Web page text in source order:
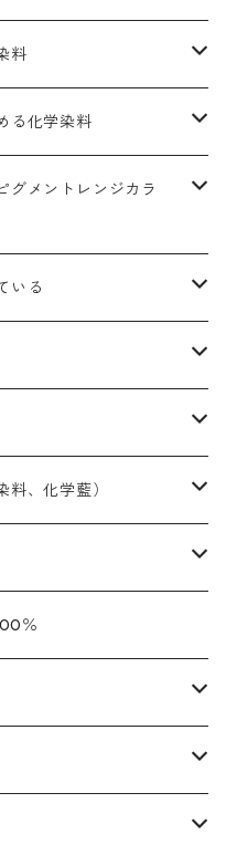
料
る化学染料
グメントレンジカラ
いる
糸｜タグなし
トファストブロンGR
、化学藍）
も綿糸｜タグなし
も綿糸｜タグなし
％